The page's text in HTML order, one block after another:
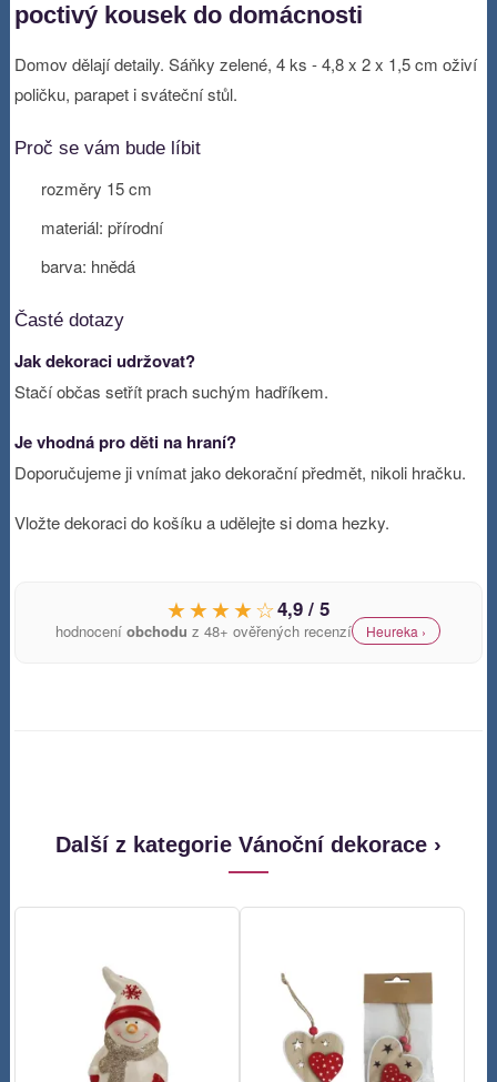
poctivý kousek do domácnosti
Domov dělají detaily. Sáňky zelené, 4 ks - 4,8 x 2 x 1,5 cm oživí
poličku, parapet i sváteční stůl.
Proč se vám bude líbit
rozměry 15 cm
materiál: přírodní
barva: hnědá
Časté dotazy
Jak dekoraci udržovat?
Stačí občas setřít prach suchým hadříkem.
Je vhodná pro děti na hraní?
Doporučujeme ji vnímat jako dekorační předmět, nikoli hračku.
Vložte dekoraci do košíku a udělejte si doma hezky.
★★★★☆4,9 / 5
hodnoceníobchodu z 48+ ověřených recenzí Heureka ›
Další z kategorie Vánoční dekorace ›